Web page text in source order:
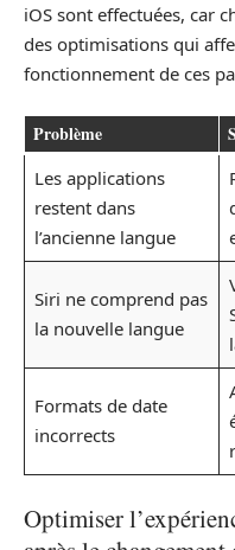
iOS sont effectuées, car
des optimisations qui
fonctionnement de ces
Problème
Les applications
restent dans
l’ancienne langue
Siri ne comprend pas
la nouvelle langue
Formats de date
incorrects
Optimiser